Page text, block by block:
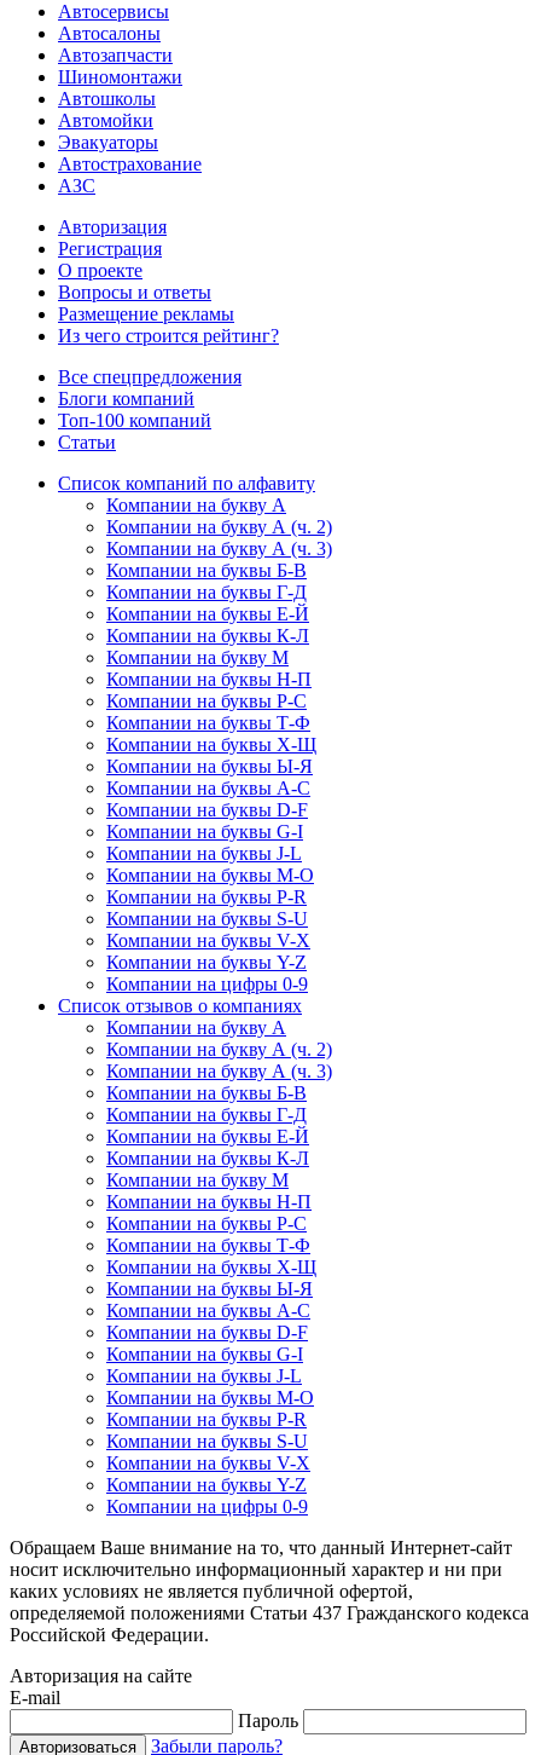
Автосервисы
Автосалоны
Автозапчасти
Шиномонтажи
Автошколы
Автомойки
Эвакуаторы
Автострахование
АЗС
Авторизация
Регистрация
О проекте
Вопросы и ответы
Размещение рекламы
Из чего строится рейтинг?
Все спецпредложения
Блоги компаний
Топ-100 компаний
Статьи
Список компаний по алфавиту
Компании на букву А
Компании на букву А (ч. 2)
Компании на букву А (ч. 3)
Компании на буквы Б-В
Компании на буквы Г-Д
Компании на буквы Е-Й
Компании на буквы К-Л
Компании на букву М
Компании на буквы Н-П
Компании на буквы Р-С
Компании на буквы Т-Ф
Компании на буквы Х-Щ
Компании на буквы Ы-Я
Компании на буквы A-C
Компании на буквы D-F
Компании на буквы G-I
Компании на буквы J-L
Компании на буквы M-O
Компании на буквы P-R
Компании на буквы S-U
Компании на буквы V-X
Компании на буквы Y-Z
Компании на цифры 0-9
Список отзывов о компаниях
Компании на букву А
Компании на букву А (ч. 2)
Компании на букву А (ч. 3)
Компании на буквы Б-В
Компании на буквы Г-Д
Компании на буквы Е-Й
Компании на буквы К-Л
Компании на букву М
Компании на буквы Н-П
Компании на буквы Р-С
Компании на буквы Т-Ф
Компании на буквы Х-Щ
Компании на буквы Ы-Я
Компании на буквы A-C
Компании на буквы D-F
Компании на буквы G-I
Компании на буквы J-L
Компании на буквы M-O
Компании на буквы P-R
Компании на буквы S-U
Компании на буквы V-X
Компании на буквы Y-Z
Компании на цифры 0-9
Обращаем Ваше внимание на то, что данный Интернет-сайт
носит исключительно информационный характер и ни при
каких условиях не является публичной офертой,
определяемой положениями Статьи 437 Гражданского кодекса
Российской Федерации.
Авторизация на сайте
E-mail
Пароль
Забыли пароль?